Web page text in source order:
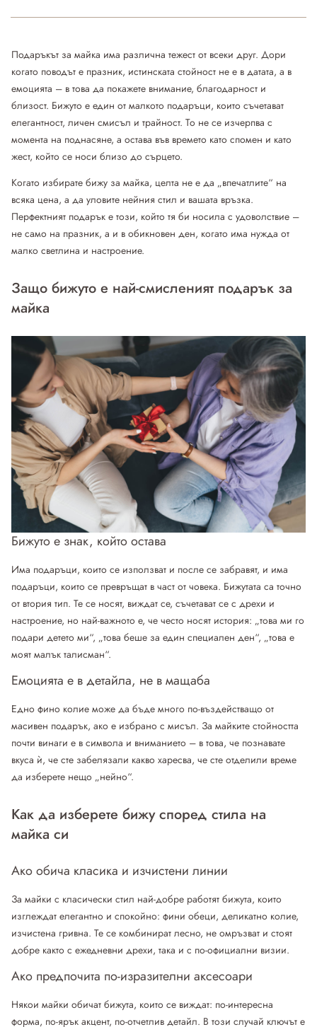
Подаръкът за майка има различна тежест от всеки друг. Дори
когато поводът е празник, истинската стойност не е в датата, а в
емоцията – в това да покажете внимание, благодарност и
близост. Бижуто е един от малкото подаръци, които съчетават
елегантност, личен смисъл и трайност. То не се изчерпва с
момента на поднасяне, а остава във времето като спомен и като
жест, който се носи близо до сърцето.
Когато избирате бижу за майка, целта не е да „впечатлите“ на
всяка цена, а да уловите нейния стил и вашата връзка.
Перфектният подарък е този, който тя би носила с удоволствие –
не само на празник, а и в обикновен ден, когато има нужда от
малко светлина и настроение.
Защо бижуто е най-смисленият подарък за
майка
Бижуто е знак, който остава
Има подаръци, които се използват и после се забравят, и има
подаръци, които се превръщат в част от човека. Бижутата са точно
от втория тип. Те се носят, виждат се, съчетават се с дрехи и
настроение, но най-важното е, че често носят история: „това ми го
подари детето ми“, „това беше за един специален ден“, „това е
моят малък талисман“.
Емоцията е в детайла, не в мащаба
Едно фино колие може да бъде много по-въздействащо от
масивен подарък, ако е избрано с мисъл. За майките стойността
почти винаги е в символа и вниманието – в това, че познавате
вкуса ѝ, че сте забелязали какво харесва, че сте отделили време
да изберете нещо „нейно“.
Как да изберете бижу според стила на
майка си
Ако обича класика и изчистени линии
За майки с класически стил най-добре работят бижута, които
изглеждат елегантно и спокойно: фини обеци, деликатно колие,
изчистена гривна. Те се комбинират лесно, не омръзват и стоят
добре както с ежедневни дрехи, така и с по-официални визии.
Ако предпочита по-изразителни аксесоари
Някои майки обичат бижута, които се виждат: по-интересна
форма, по-ярък акцент, по-отчетлив детайл. В този случай ключът е